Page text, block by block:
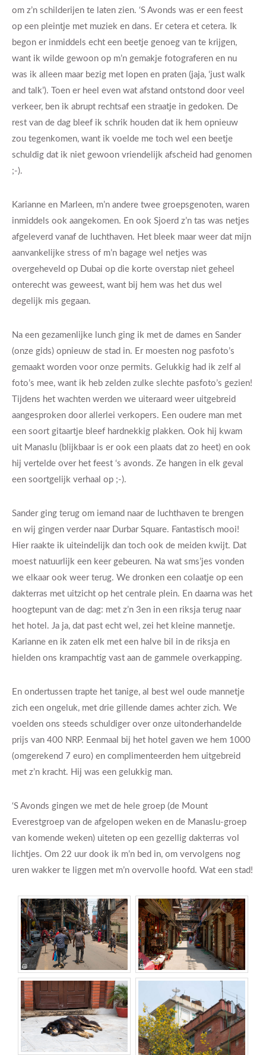
om z’n schilderijen te laten zien. ‘S Avonds was er een feest
op een pleintje met muziek en dans. Er cetera et cetera. Ik
begon er inmiddels echt een beetje genoeg van te krijgen,
want ik wilde gewoon op m’n gemakje fotograferen en nu
was ik alleen maar bezig met lopen en praten (jaja, ‘just walk
and talk’). Toen er heel even wat afstand ontstond door veel
verkeer, ben ik abrupt rechtsaf een straatje in gedoken. De
rest van de dag bleef ik schrik houden dat ik hem opnieuw
zou tegenkomen, want ik voelde me toch wel een beetje
schuldig dat ik niet gewoon vriendelijk afscheid had genomen
;-).
Karianne en Marleen, m’n andere twee groepsgenoten, waren
inmiddels ook aangekomen. En ook Sjoerd z’n tas was netjes
afgeleverd vanaf de luchthaven. Het bleek maar weer dat mijn
aanvankelijke stress of m’n bagage wel netjes was
overgeheveld op Dubai op die korte overstap niet geheel
onterecht was geweest, want bij hem was het dus wel
degelijk mis gegaan.
Na een gezamenlijke lunch ging ik met de dames en Sander
(onze gids) opnieuw de stad in. Er moesten nog pasfoto’s
gemaakt worden voor onze permits. Gelukkig had ik zelf al
foto’s mee, want ik heb zelden zulke slechte pasfoto’s gezien!
Tijdens het wachten werden we uiteraard weer uitgebreid
aangesproken door allerlei verkopers. Een oudere man met
een soort gitaartje bleef hardnekkig plakken. Ook hij kwam
uit Manaslu (blijkbaar is er ook een plaats dat zo heet) en ook
hij vertelde over het feest ‘s avonds. Ze hangen in elk geval
een soortgelijk verhaal op ;-).
Sander ging terug om iemand naar de luchthaven te brengen
en wij gingen verder naar Durbar Square. Fantastisch mooi!
Hier raakte ik uiteindelijk dan toch ook de meiden kwijt. Dat
moest natuurlijk een keer gebeuren. Na wat sms’jes vonden
we elkaar ook weer terug. We dronken een colaatje op een
dakterras met uitzicht op het centrale plein. En daarna was het
hoogtepunt van de dag: met z’n 3en in een riksja terug naar
het hotel. Ja ja, dat past echt wel, zei het kleine mannetje.
Karianne en ik zaten elk met een halve bil in de riksja en
hielden ons krampachtig vast aan de gammele overkapping.
En ondertussen trapte het tanige, al best wel oude mannetje
zich een ongeluk, met drie gillende dames achter zich. We
voelden ons steeds schuldiger over onze uitonderhandelde
prijs van 400 NRP. Eenmaal bij het hotel gaven we hem 1000
(omgerekend 7 euro) en complimenteerden hem uitgebreid
met z’n kracht. Hij was een gelukkig man.
‘S Avonds gingen we met de hele groep (de Mount
Everestgroep van de afgelopen weken en de Manaslu-groep
van komende weken) uiteten op een gezellig dakterras vol
lichtjes. Om 22 uur dook ik m’n bed in, om vervolgens nog
uren wakker te liggen met m’n overvolle hoofd. Wat een stad!